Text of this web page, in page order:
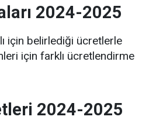
2024-2025
için belirlediği ücretlerle
için farklı ücretlendirme
2024-2025